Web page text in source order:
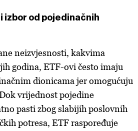
izbor od pojedinačnih
neizvjesnosti, kakvima
godina, ETF-ovi često imaju
dionicama jer omogućuju
vrijednost pojedine
pasti zbog slabijih poslovnih
potresa, ETF raspoređuje